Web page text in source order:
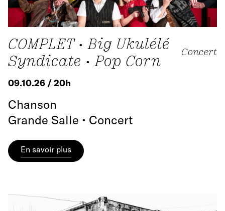
COMPLET • Big Ukulélé
Syndicate • Pop Corn
Concert
09.10.26 / 20h
Chanson
Grande Salle • Concert
En savoir plus